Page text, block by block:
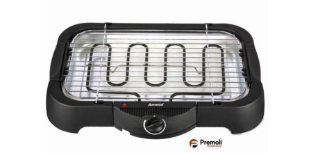
Mesa para cozinha
Nicho
Paneleiro